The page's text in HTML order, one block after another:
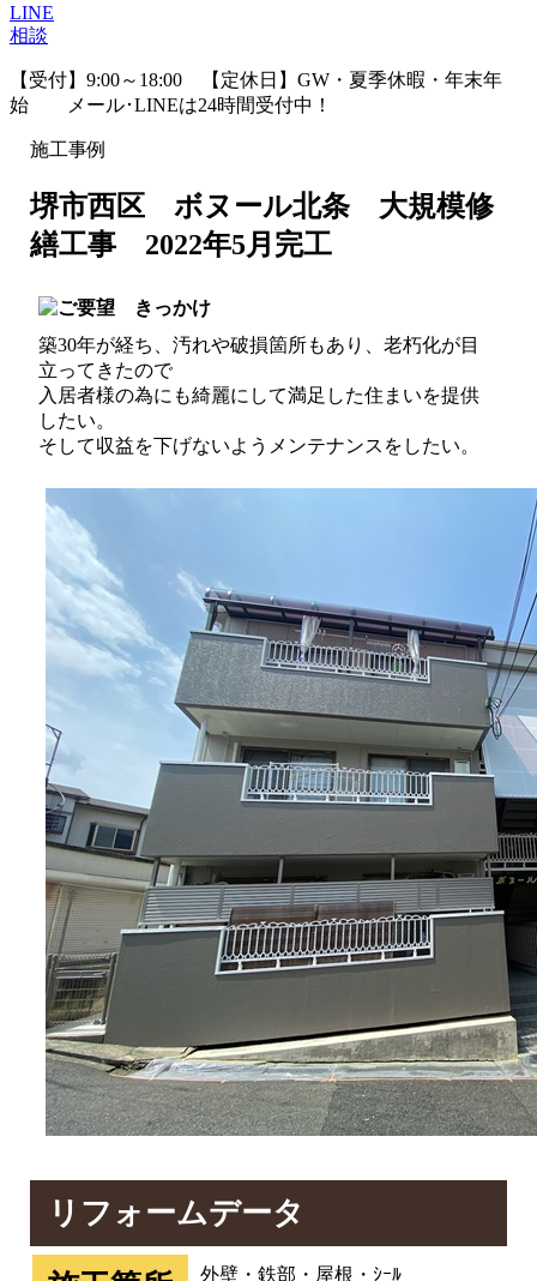
LINE
相談
【受付】9:00～18:00 【定休日】GW・夏季休暇・年末年
始 メール･LINEは24時間受付中！
施工事例
堺市西区 ボヌール北条 大規模修
繕工事 2022年5月完工
築30年が経ち、汚れや破損箇所もあり、老朽化が目
立ってきたので
入居者様の為にも綺麗にして満足した住まいを提供
したい。
そして収益を下げないようメンテナンスをしたい。
リフォームデータ
外壁・鉄部・屋根・ｼｰﾙ